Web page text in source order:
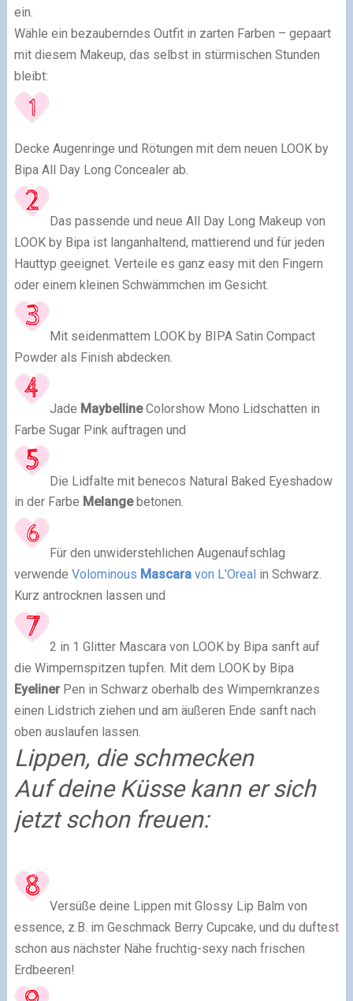
ein.
Wähle ein bezauberndes Outfit in zarten Farben – gepaart
mit diesem Makeup, das selbst in stürmischen Stunden
bleibt:
Decke Augenringe und Rötungen mit dem neuen LOOK by
Bipa All Day Long Concealer ab.
Das passende und neue All Day Long Makeup von
LOOK by Bipa ist langanhaltend, mattierend und für jeden
Hauttyp geeignet. Verteile es ganz easy mit den Fingern
oder einem kleinen Schwämmchen im Gesicht.
Mit seidenmattem LOOK by BIPA Satin Compact
Powder als Finish abdecken.
Jade MaybellineColorshow Mono Lidschatten in
Farbe Sugar Pink auftragen und
Die Lidfalte mit benecos Natural Baked Eyeshadow
in der Farbe Melangebetonen.
Für den unwiderstehlichen Augenaufschlag
verwende Volominous Mascaravon L'Oreal in Schwarz.
Kurz antrocknen lassen und
2 in 1 Glitter Mascara von LOOK by Bipa sanft auf
die Wimpernspitzen tupfen. Mit dem LOOK by Bipa
EyelinerPen in Schwarz oberhalb des Wimpernkranzes
einen Lidstrich ziehen und am äußeren Ende sanft nach
oben auslaufen lassen.
Lippen, die schmecken
Auf deine Küsse kann er sich
jetzt schon freuen:
Versüße deine Lippen mit Glossy Lip Balm von
essence, z.B. im Geschmack Berry Cupcake, und du duftest
schon aus nächster Nähe fruchtig-sexy nach frischen
Erdbeeren!